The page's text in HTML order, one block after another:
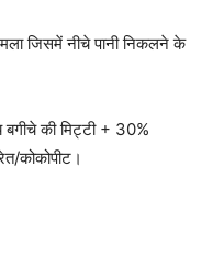
जिसमें नीचे पानी निकलने के
बगीचे की मिट्टी + 30%
कोकोपीट।